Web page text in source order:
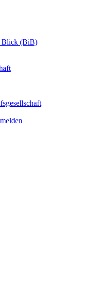
Blick (BiB)